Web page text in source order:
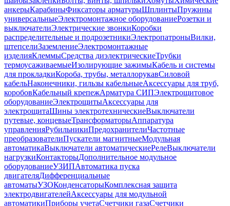
анкерыКарабиныФиксаторы арматурыШплинтыПружины
универсальныеЭлектромонтажное оборудованиеРозетки и
выключателиЭлектрические звонкиКоробки
распределительные и подрозетникиЭлектропатроныВилки,
штепселиЗаземлениеЭлектромонтажные
изделияКлеммыСредства диэлектрическиеТрубки
термоусаживаемыеИзолирующие зажимыКабель и системы
для прокладкиКороба, трубы, металлорукавСиловой
кабельНаконечники, гильзы кабельныеАксессуары для труб,
коробовКабельный крепежАрматура СИПЭлектрощитовое
оборудованиеЭлектрощитыАксессуары для
электрощитаШины электротехническиеВыключатели
путевые, концевыеТрансформаторыАппаратура
управленияРубильникиПредохранителиЧастотные
преобразователиПускатели магнитныеМодульная
автоматикаВыключатели автоматическиеРелеВыключатели
нагрузкиКонтакторыДополнительное модульное
оборудованиеУЗИПАвтоматика пуска
двигателяДифференциальные
автоматыУЗОКонденсаторыКомплексная защита
электродвигателейАксессуары для модульной
автоматикиПриборы учетаСчетчики газаСчетчики